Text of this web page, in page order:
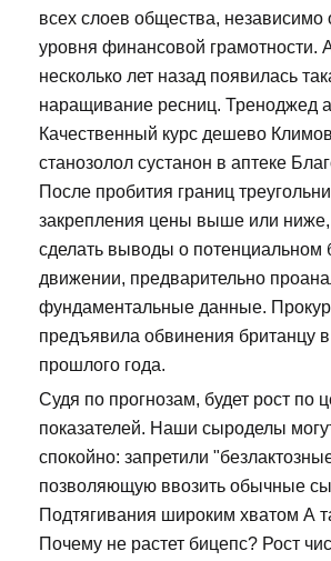
всех слоев общества, независимо
уровня финансовой грамотности.
несколько лет назад появилась
наращивание ресниц. Треноджед
Качественный курс дешево
станозолол сустанон в аптеке
После пробития границ
закрепления цены выше или
сделать выводы о потенциальном
движении, предварительно
фундаментальные данные.
предъявила обвинения британцу
прошлого года.
Судя по прогнозам, будет рост по
показателей. Наши сыроделы
спокойно: запретили
позволяющую ввозить обычные
Подтягивания широким хватом А
Почему не растет бицепс? Рост